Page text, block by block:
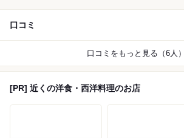
口コミ
口コミをもっと見る（6人）
[PR] 近くの洋食・西洋料理のお店